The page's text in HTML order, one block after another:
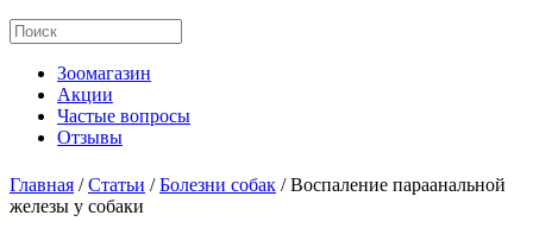
Зоомагазин
Акции
Частые вопросы
Отзывы
Главная /Статьи /Болезни собак /Воспаление параанальной
железы у собаки